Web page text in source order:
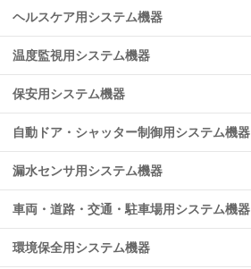
ヘルスケア用システム機器
温度監視用システム機器
保安用システム機器
自動ドア・シャッター制御用システム機器
漏水センサ用システム機器
車両・道路・交通・駐車場用システム機器
環境保全用システム機器